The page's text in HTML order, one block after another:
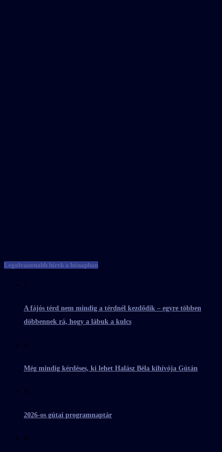
Legolvasottabb hírek a hónapban
1
A fájós térd nem mindig a térdnél kezdődik – egyre többen
döbbennek rá, hogy a lábuk a kulcs
2
Még mindig kérdéses, ki lehet Halász Béla kihívója Gútán
3
2026-os gútai programnaptár
4